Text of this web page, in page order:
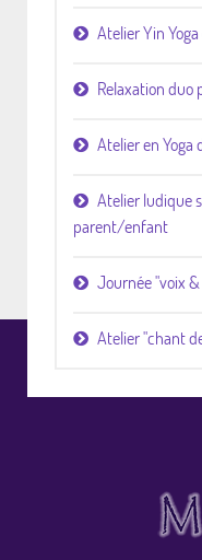
Atelier Yin
Relaxation
Atelier en Yoga
Atelier ludique
parent/enfant
Journée "voix
Atelier "chant